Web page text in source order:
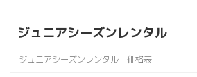
ジュニアシーズンレンタル
ジュニアシーズンレンタル・価格表